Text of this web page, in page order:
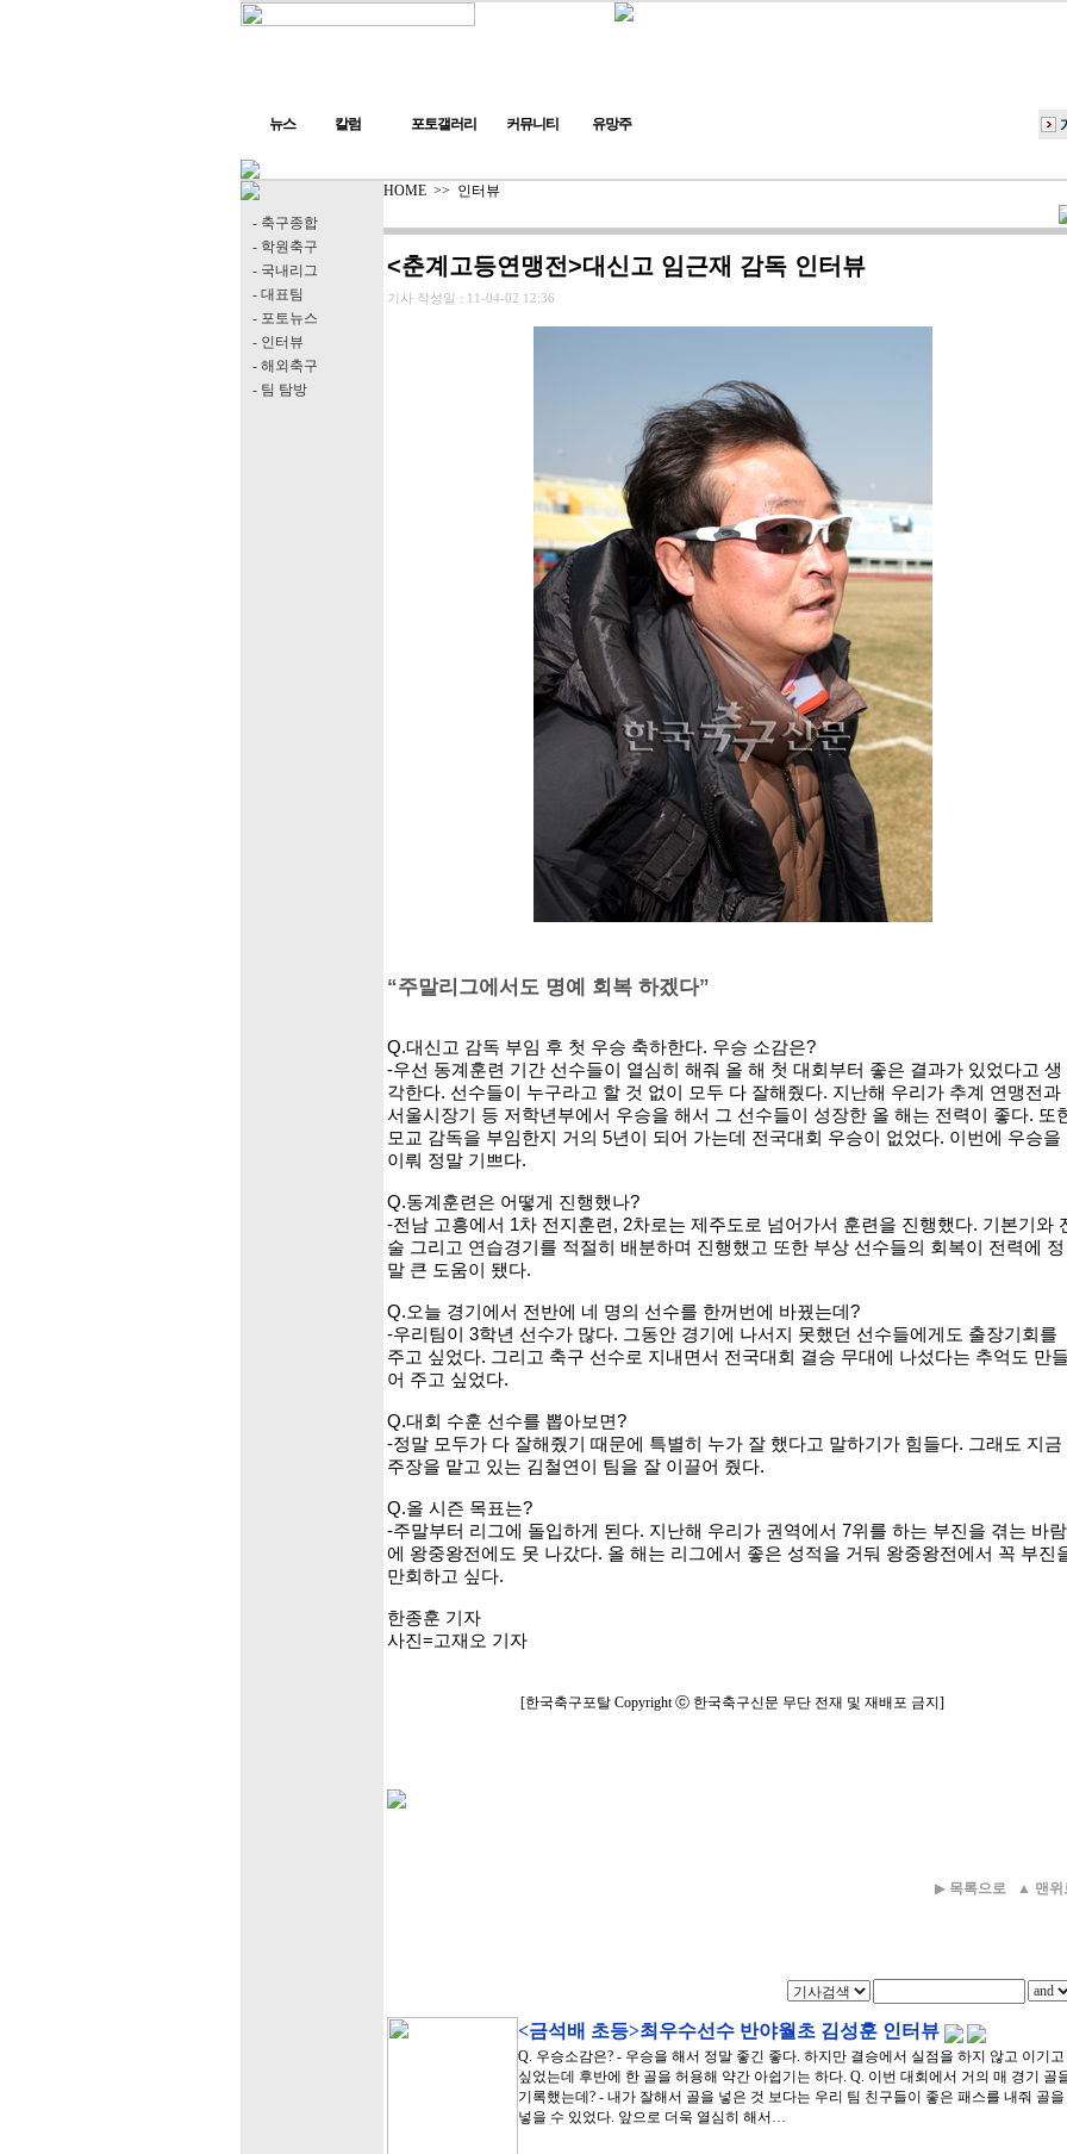
뉴스 칼럼 포토갤러리 커뮤니티 유망주
- 축구종합
- 학원축구
- 국내리그
- 대표팀
- 포토뉴스
- 인터뷰
- 해외축구
- 팀 탐방
HOME >> 인터뷰
<춘계고등연맹전>대신고 임근재 감독 인터뷰
기사 작성일 : 11-04-02 12:36
“주말리그에서도 명예 회복 하겠다”
Q.대신고 감독 부임 후 첫 우승 축하한다. 우승 소감은?
-우선 동계훈련 기간 선수들이 열심히 해줘 올 해 첫 대회부터 좋은 결과가 있었다고 생
각한다. 선수들이 누구라고 할 것 없이 모두 다 잘해줬다. 지난해 우리가 추계 연맹전과
서울시장기 등 저학년부에서 우승을 해서 그 선수들이 성장한 올 해는 전력이 좋다. 또
모교 감독을 부임한지 거의 5년이 되어 가는데 전국대회 우승이 없었다. 이번에 우승을
이뤄 정말 기쁘다.
Q.동계훈련은 어떻게 진행했나?
-전남 고흥에서 1차 전지훈련, 2차로는 제주도로 넘어가서 훈련을 진행했다. 기본기와
술 그리고 연습경기를 적절히 배분하며 진행했고 또한 부상 선수들의 회복이 전력에 정
말 큰 도움이 됐다.
Q.오늘 경기에서 전반에 네 명의 선수를 한꺼번에 바꿨는데?
-우리팀이 3학년 선수가 많다. 그동안 경기에 나서지 못했던 선수들에게도 출장기회를
주고 싶었다. 그리고 축구 선수로 지내면서 전국대회 결승 무대에 나섰다는 추억도 만
어 주고 싶었다.
Q.대회 수훈 선수를 뽑아보면?
-정말 모두가 다 잘해줬기 때문에 특별히 누가 잘 했다고 말하기가 힘들다. 그래도 지금
주장을 맡고 있는 김철연이 팀을 잘 이끌어 줬다.
Q.올 시즌 목표는?
-주말부터 리그에 돌입하게 된다. 지난해 우리가 권역에서 7위를 하는 부진을 겪는 바람
에 왕중왕전에도 못 나갔다. 올 해는 리그에서 좋은 성적을 거둬 왕중왕전에서 꼭 부진
만회하고 싶다.
한종훈 기자
사진=고재오 기자
[한국축구포탈 Copyright ⓒ 한국축구신문 무단 전재 및 재배포 금지]
▶ 목록으로 ▲ 맨위
<금석배 초등>최우수선수 반야월초 김성훈 인터뷰
Q. 우승소감은? - 우승을 해서 정말 좋긴 좋다. 하지만 결승에서 실점을 하지 않고 이기고
싶었는데 후반에 한 골을 허용해 약간 아쉽기는 하다. Q. 이번 대회에서 거의 매 경기 골
기록했는데? - 내가 잘해서 골을 넣은 것 보다는 우리 팀 친구들이 좋은 패스를 내줘 골을
넣을 수 있었다. 앞으로 더욱 열심히 해서…